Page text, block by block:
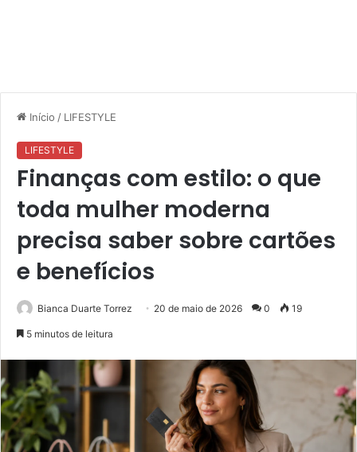
Início / LIFESTYLE
LIFESTYLE
Finanças com estilo: o que
toda mulher moderna
precisa saber sobre cartões
e benefícios
Bianca Duarte Torrez 20 de maio de 2026 0 19
5 minutos de leitura